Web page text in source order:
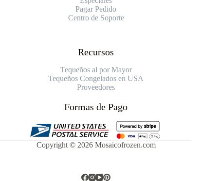
Pagar Pedido
Centro de Soporte
Recursos
Tequeños al por Mayor
Tequeños Congelados en USA
Proveedores
Formas de Pago
Copyright © 2026 Mosaicofrozen.com